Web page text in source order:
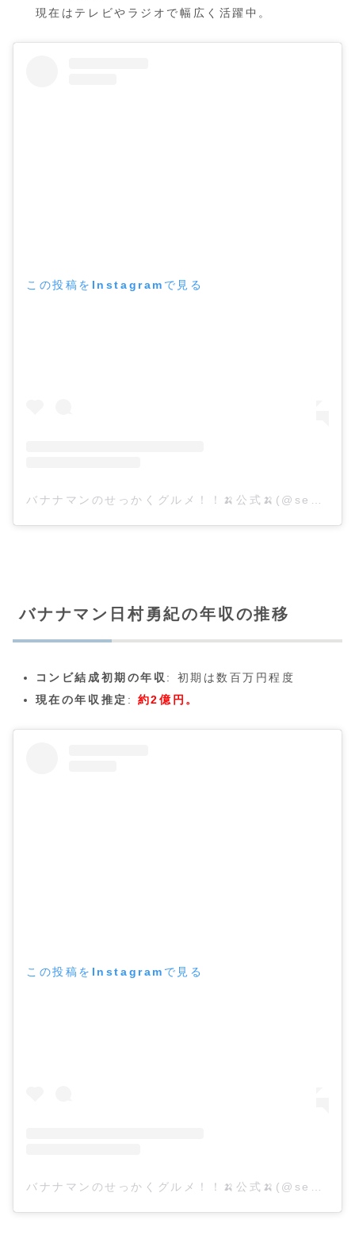
現在はテレビやラジオで幅広く活躍中。
この投稿をInstagramで見る
バナナマン日村勇紀の年収の推移
コンビ結成初期の年収 : 初期は数百万円程度
現在の年収推定 : 約2億円。
この投稿をInstagramで見る